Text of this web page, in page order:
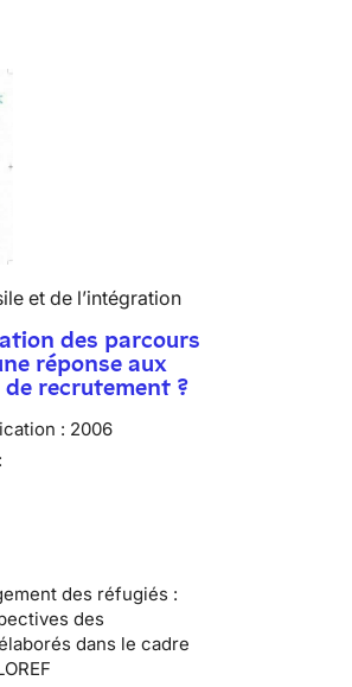
et de l’intégration
des parcours
réponse aux
recrutement ?
: 2006
des réfugiés :
des
dans le cadre